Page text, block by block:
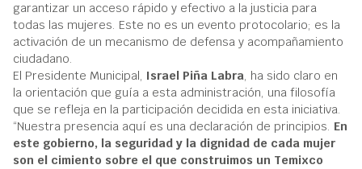
garantizar un acceso rápido y efectivo a la justicia para
todas las mujeres. Este no es un evento protocolario; es la
activación de un mecanismo de defensa y acompañamiento
ciudadano.
El Presidente Municipal, Israel Piña Labra, ha sido claro en
la orientación que guía a esta administración, una filosofía
que se refleja en la participación decidida en esta iniciativa.
“Nuestra presencia aquí es una declaración de principios. En
este gobierno, la seguridad y la dignidad de cada mujer
son el cimiento sobre el que construimos un Temixco